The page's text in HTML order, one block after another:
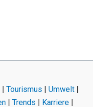
| Tourismus | Umwelt |
| Trends | Karriere |